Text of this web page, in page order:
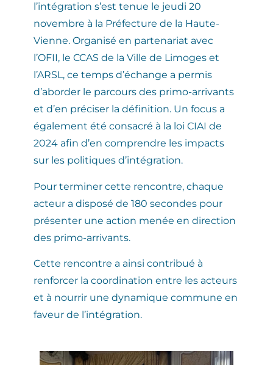
l’intégration s’est tenue le jeudi 20
novembre à la Préfecture de la Haute-
Vienne. Organisé en partenariat avec
l’OFII, le CCAS de la Ville de Limoges et
l’ARSL, ce temps d’échange a permis
d’aborder le parcours des primo-arrivants
et d’en préciser la définition. Un focus a
également été consacré à la loi CIAI de
2024 afin d’en comprendre les impacts
sur les politiques d’intégration.
Pour terminer cette rencontre, chaque
acteur a disposé de 180 secondes pour
présenter une action menée en direction
des primo-arrivants.
Cette rencontre a ainsi contribué à
renforcer la coordination entre les acteurs
et à nourrir une dynamique commune en
faveur de l’intégration.